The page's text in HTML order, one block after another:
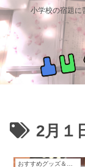
小学校の宿題に
2月１